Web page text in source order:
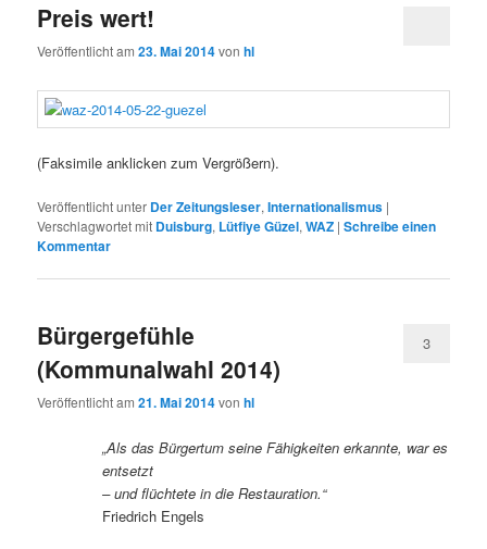
Preis wert!
Veröffentlicht am23. Mai 2014vonhl
(Faksimile anklicken zum Vergrößern).
Veröffentlicht unter Der Zeitungsleser,Internationalismus |
Verschlagwortet mit Duisburg, Lütfiye Güzel,WAZ |Schreibe einen
Kommentar
Bürgergefühle
(Kommunalwahl 2014)
Veröffentlicht am21. Mai 2014vonhl
3
„Als das Bürgertum seine Fähigkeiten erkannte, war es
entsetzt
– und flüchtete in die Restauration.“
Friedrich Engels